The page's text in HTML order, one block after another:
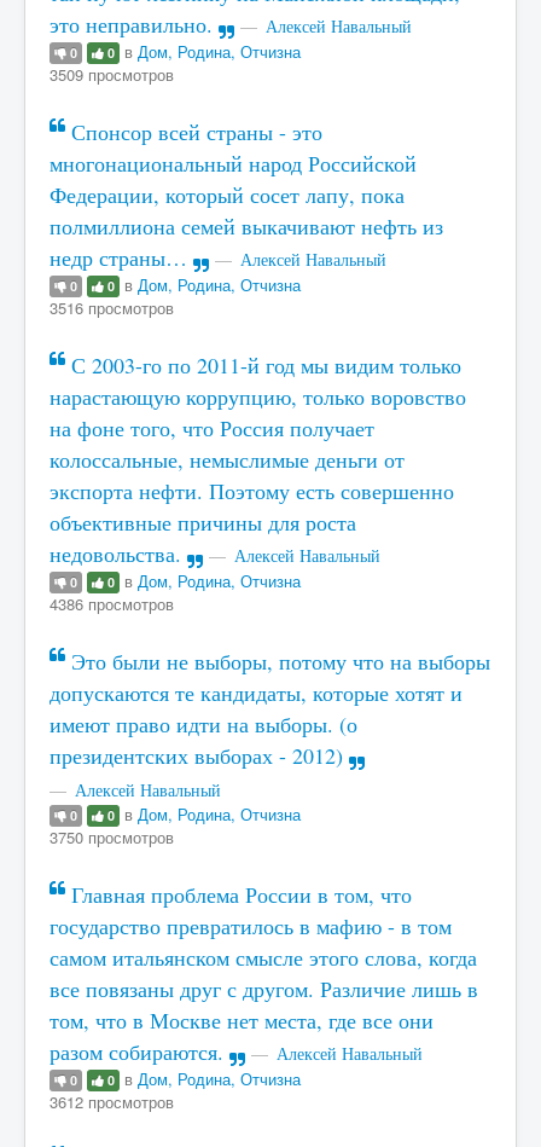
это неправильно.
Алексей Навальный
0 0 в Дом, Родина, Отчизна
3509 просмотров
Спонсор всей страны - это
многонациональный народ Российской
Федерации, который сосет лапу, пока
полмиллиона семей выкачивают нефть из
недр страны…
Алексей Навальный
0 0 в Дом, Родина, Отчизна
3516 просмотров
С 2003-го по 2011-й год мы видим только
нарастающую коррупцию, только воровство
на фоне того, что Россия получает
колоссальные, немыслимые деньги от
экспорта нефти. Поэтому есть совершенно
объективные причины для роста
недовольства.
Алексей Навальный
0 0 в Дом, Родина, Отчизна
4386 просмотров
Это были не выборы, потому что на выборы
допускаются те кандидаты, которые хотят и
имеют право идти на выборы. (о
президентских выборах - 2012)
Алексей Навальный
0 0 в Дом, Родина, Отчизна
3750 просмотров
Главная проблема России в том, что
государство превратилось в мафию - в том
самом итальянском смысле этого слова, когда
все повязаны друг с другом. Различие лишь в
том, что в Москве нет места, где все они
разом собираются.
Алексей Навальный
0 0 в Дом, Родина, Отчизна
3612 просмотров